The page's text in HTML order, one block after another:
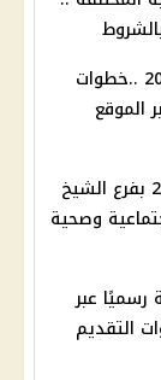
فرص عمل شركة الكهرباء 2025 ..خطوات
الموقع
فرص عمل النادي الأهلي 2025 بفرع الشيخ
وصحية
المعلنة رسميًا عبر
التقديم